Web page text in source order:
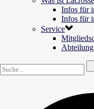
Infos für
Infos für
Service
Abteilung